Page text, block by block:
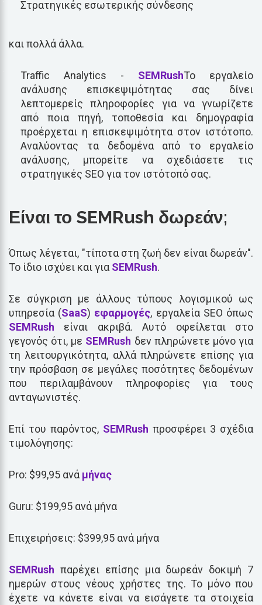
Στρατηγικές εσωτερικής σύνδεσης
και πολλά άλλα.
Traffic Analytics - SEMRushΤο εργαλείο
ανάλυσης επισκεψιμότητας σας δίνει
λεπτομερείς πληροφορίες για να γνωρίζετε
από ποια πηγή, τοποθεσία και δημογραφία
προέρχεται η επισκεψιμότητα στον ιστότοπο.
Αναλύοντας τα δεδομένα από το εργαλείο
ανάλυσης, μπορείτε να σχεδιάσετε τις
στρατηγικές SEO για τον ιστότοπό σας.
Είναι το SEMRush δωρεάν;
Όπως λέγεται, "τίποτα στη ζωή δεν είναι δωρεάν".
Το ίδιο ισχύει και για SEMRush.
Σε σύγκριση με άλλους τύπους λογισμικού ως
υπηρεσία (SaaS) εφαρμογές, εργαλεία SEO όπως
SEMRush είναι ακριβά. Αυτό οφείλεται στο
γεγονός ότι, με SEMRush δεν πληρώνετε μόνο για
τη λειτουργικότητα, αλλά πληρώνετε επίσης για
την πρόσβαση σε μεγάλες ποσότητες δεδομένων
που περιλαμβάνουν πληροφορίες για τους
ανταγωνιστές.
Επί του παρόντος, SEMRush προσφέρει 3 σχέδια
τιμολόγησης:
Pro: $99,95 ανά μήνας
Guru: $199,95 ανά μήνα
Επιχειρήσεις: $399,95 ανά μήνα
SEMRush παρέχει επίσης μια δωρεάν δοκιμή 7
ημερών στους νέους χρήστες της. Το μόνο που
έχετε να κάνετε είναι να εισάγετε τα στοιχεία